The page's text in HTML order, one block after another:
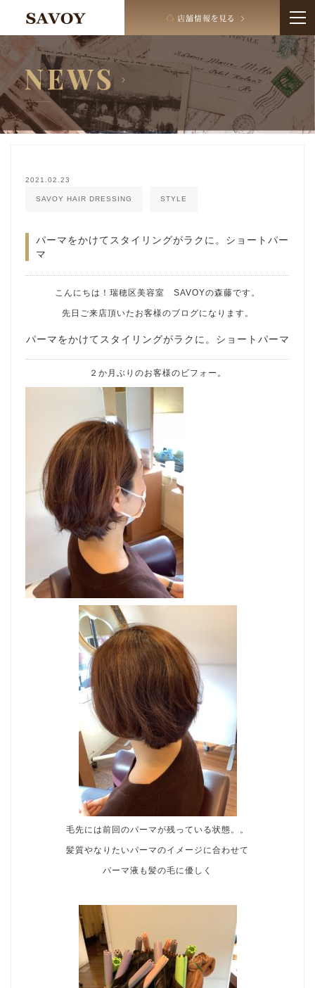
2021.02.23
SAVOY HAIR DRESSING STYLE
パーマをかけてスタイリングがラクに。ショートパー
マ
こんにちは！瑞穂区美容室 SAVOYの森藤です。
先日ご来店頂いたお客様のブログになります。
パーマをかけてスタイリングがラクに。ショートパーマ
２か月ぶりのお客様のビフォー。
毛先には前回のパーマが残っている状態。。
髪質やなりたいパーマのイメージに合わせて
パーマ液も髪の毛に優しく